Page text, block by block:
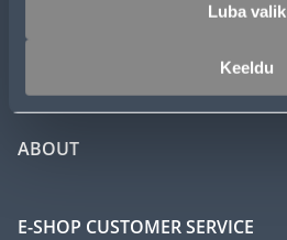
Luba valik
Keeldu
ABOUT
E-SHOP CUSTOMER SERVICE